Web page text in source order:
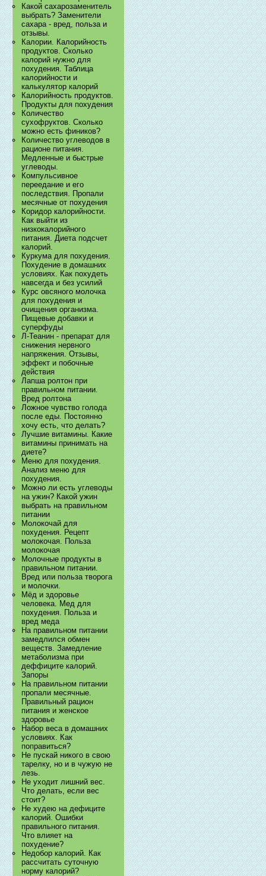
Какой сахарозаменитель
выбрать? Заменители
сахара - вред, польза и
отзывы.
Калории. Калорийность
продуктов. Сколько
калорий нужно для
похудения. Таблица
калорийности и
калькулятор калорий
Калорийность продуктов.
Продукты для похудения
Количество
сухофруктов. Сколько
можно есть фиников?
Количество углеводов в
рационе питания.
Медленные и быстрые
углеводы.
Компульсивное
переедание и его
последствия. Пропали
месячные от похудения
Коридор калорийности.
Как выйти из
низкокалорийного
питания. Диета подсчет
калорий.
Куркума для похудения.
Похудение в домашних
условиях. Как похудеть
навсегда и без усилий
Курс овсяного молочка
для похудения и
очищения организма.
Пищевые добавки и
суперфуды
Л-Теанин - препарат для
снижения нервного
напряжения. Отзывы,
эффект и побочные
действия
Лапша ролтон при
правильном питании.
Вред ролтона
Ложное чувство голода
после еды. Постоянно
хочу есть, что делать?
Лучшие витамины. Какие
витамины принимать на
диете?
Меню для похудения.
Анализ меню для
похудения.
Можно ли есть углеводы
на ужин? Какой ужин
выбрать на правильном
питании
Молокочай для
похудения. Рецепт
молокочая. Польза
молокочая
Молочные продукты в
правильном питании.
Вред или польза творога
и молочки.
Мёд и здоровье
человека. Мед для
похудения. Польза и
вред меда
На правильном питании
замедлился обмен
веществ. Замедление
метаболизма при
деффиците калорий.
Запоры
На правильном питании
пропали месячные.
Правильный рацион
питания и женское
здоровье
Набор веса в домашних
условиях. Как
поправиться?
Не пускай никого в свою
тарелку, но и в чужую не
лезь.
Не уходит лишний вес.
Что делать, если вес
стоит?
Не худею на дефиците
калорий. Ошибки
правильного питания.
Что влияет на
похудение?
Недобор калорий. Как
рассчитать суточную
норму калорий?